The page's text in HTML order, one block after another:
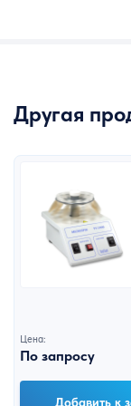
Другая
Цена:
По запросу
Добавить к